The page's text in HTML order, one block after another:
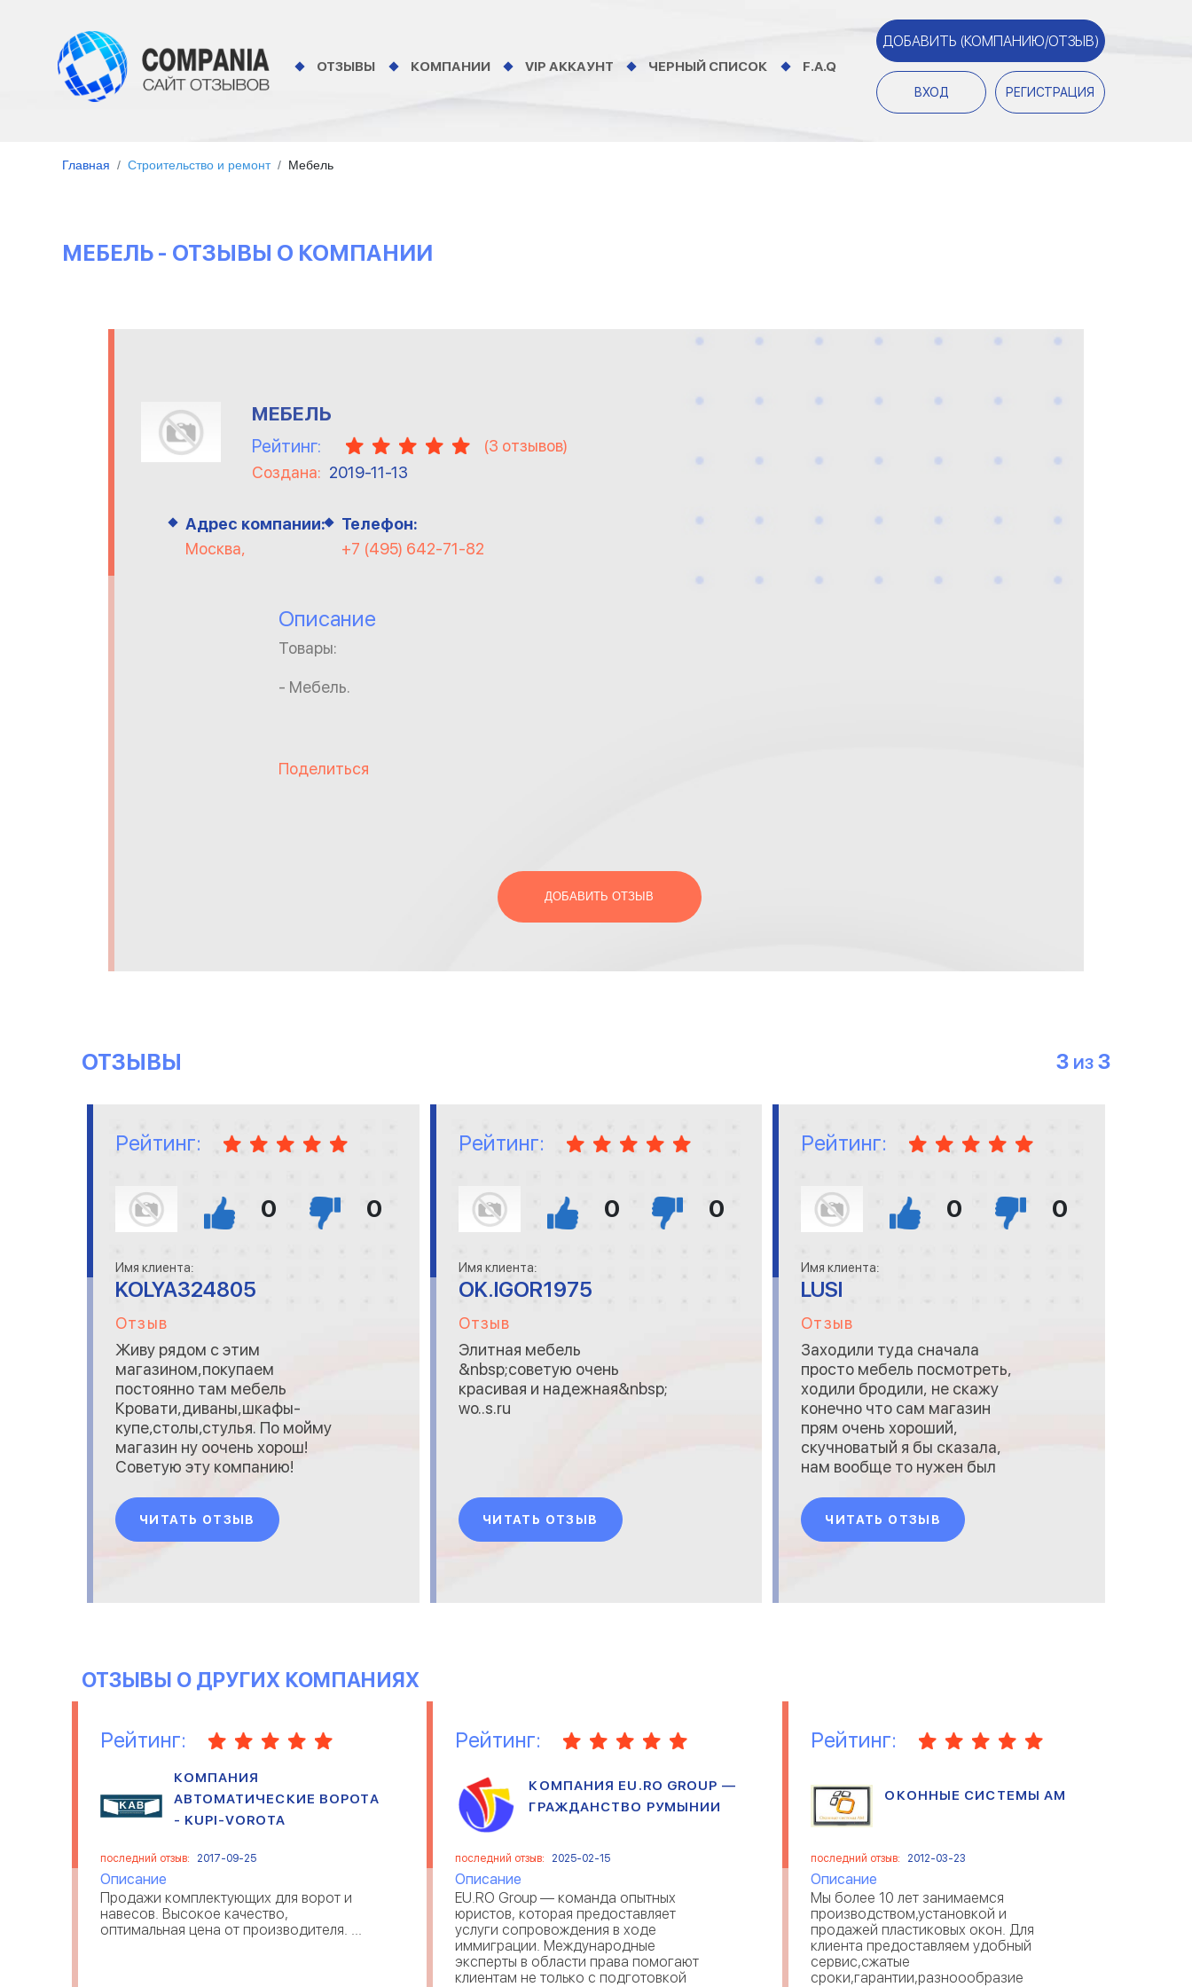
ОТЗЫВЫ КОМПАНИИ VIP АККАУНТ ЧЕРНЫЙ СПИСОК F.A.Q
ДОБАВИТЬ (КОМПАНИЮ/ОТЗЫВ)
ВХОД РЕГИСТРАЦИЯ
Главная Строительство и ремонт Мебель
МЕБЕЛЬ - ОТЗЫВЫ О КОМПАНИИ
МЕБЕЛЬ
Рейтинг: (3 отзывов)
Создана: 2019-11-13
Адрес компании:
Москва,
Телефон:
+7 (495) 642-71-82
Описание
Товары:
- Мебель.
Поделиться
ДОБАВИТЬ ОТЗЫВ
ОТЗЫВЫ 3 ИЗ 3
Рейтинг:
0 0
Имя клиента:
KOLYA324805
Отзыв
Живу рядом с этим
магазином,покупаем
постоянно там мебель
Кровати,диваны,шкафы-
купе,столы,стулья. По мойму
магазин ну оочень хорош!
Советую эту компанию!
ЧИТАТЬ ОТЗЫВ
Рейтинг:
0 0
Имя клиента:
OK.IGOR1975
Отзыв
Элитная мебель
&nbsp;советую очень
красивая и надежная&nbsp;
wo..s.ru
ЧИТАТЬ ОТЗЫВ
Рейтинг:
0 0
Имя клиента:
LUSI
Отзыв
Заходили туда сначала
просто мебель посмотреть,
ходили бродили, не скажу
конечно что сам магазин
прям очень хороший,
скучноватый я бы сказала,
нам вообще то нужен был
подходящий вариант,
продавец быстренько
оформила покупку, и ровно в
ЧИТАТЬ ОТЗЫВ
ОТЗЫВЫ О ДРУГИХ КОМПАНИЯХ
Рейтинг:
КОМПАНИЯ
АВТОМАТИЧЕСКИЕ ВОРОТА
- KUPI-VOROTA
последний отзыв: 2017-09-25
Описание
Продажи комплектующих для ворот и
навесов. Высокое качество,
оптимальная цена от производителя. ...
Рейтинг:
КОМПАНИЯ EU.RO GROUP —
ГРАЖДАНСТВО РУМЫНИИ
последний отзыв: 2025-02-15
Описание
EU.RO Group — команда опытных
юристов, которая предоставляет
услуги сопровождения в ходе
иммиграции. Международные
эксперты в области права помогают
клиентам не только с подготовкой
Рейтинг:
ОКОННЫЕ СИСТЕМЫ АМ
последний отзыв: 2012-03-23
Описание
Мы более 10 лет занимаемся
производством,установкой и
продажей пластиковых окон. Для
клиента предоставляем удобный
сервис,сжатые
сроки,гарантии,разноообразие